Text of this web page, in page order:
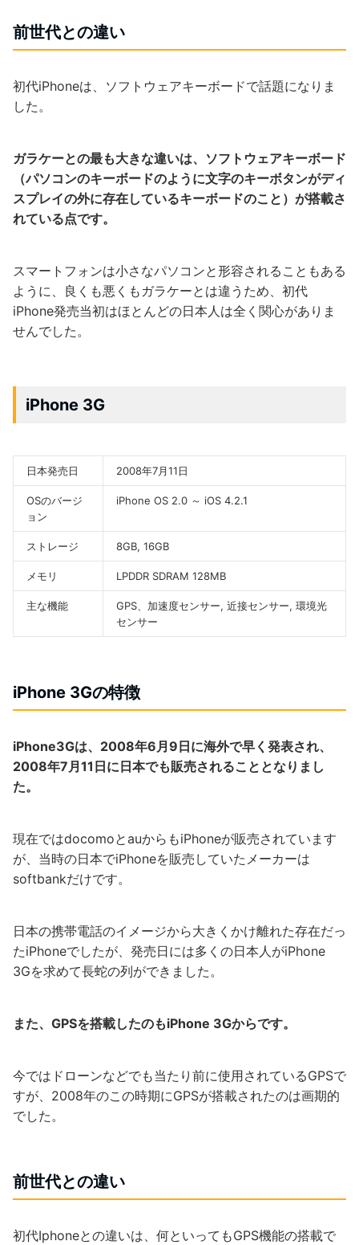
前世代との違い
初代iPhoneは、ソフトウェアキーボードで話題になりま
した。
ガラケーとの最も大きな違いは、ソフトウェアキーボード
（パソコンのキーボードのように文字のキーボタンがディ
スプレイの外に存在しているキーボードのこと）が搭載さ
れている点です。
スマートフォンは小さなパソコンと形容されることもある
ように、良くも悪くもガラケーとは違うため、初代
iPhone発売当初はほとんどの日本人は全く関心がありま
せんでした。
iPhone 3G
日本発売日 2008年7月11日
OSのバージ
ョン
iPhone OS 2.0 ～ iOS 4.2.1
ストレージ 8GB, 16GB
メモリ LPDDR SDRAM 128MB
主な機能
GPS、加速度センサー, 近接センサー, 環境光
センサー
iPhone 3Gの特徴
iPhone3Gは、2008年6月9日に海外で早く発表され、
2008年7月11日に日本でも販売されることとなりまし
た。
現在ではdocomoとauからもiPhoneが販売されています
が、当時の日本でiPhoneを販売していたメーカーは
softbankだけです。
日本の携帯電話のイメージから大きくかけ離れた存在だっ
たiPhoneでしたが、発売日には多くの日本人がiPhone
3Gを求めて長蛇の列ができました。
また、GPSを搭載したのもiPhone 3Gからです。
今ではドローンなどでも当たり前に使用されているGPSで
すが、2008年のこの時期にGPSが搭載されたのは画期的
でした。
前世代との違い
初代Iphoneとの違いは、何といってもGPS機能の搭載で